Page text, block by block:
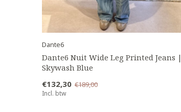
Dante6
Dante6 Nuit Wide Leg Printed Jeans |
Skywash Blue
€132,30 €189,00
Incl. btw